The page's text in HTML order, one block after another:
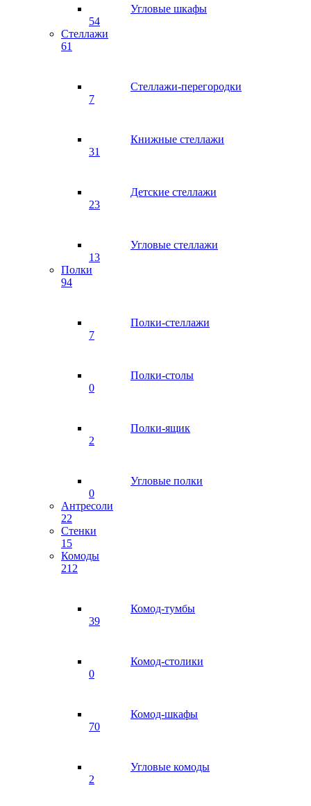
Угловые шкафы
54
Стеллажи
61
Стеллажи-перегородки
7
Книжные стеллажи
31
Детские стеллажи
23
Угловые стеллажи
13
Полки
94
Полки-стеллажи
7
Полки-столы
0
Полки-ящик
2
Угловые полки
0
Антресоли
22
Стенки
15
Комоды
212
Комод-тумбы
39
Комод-столики
0
Комод-шкафы
70
Угловые комоды
2